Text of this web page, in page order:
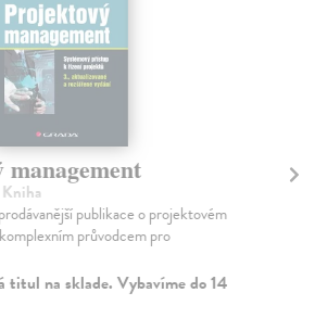
Kniha
publikace o projektovém
průvodcem pro
titul na sklade. Vybavíme do 14